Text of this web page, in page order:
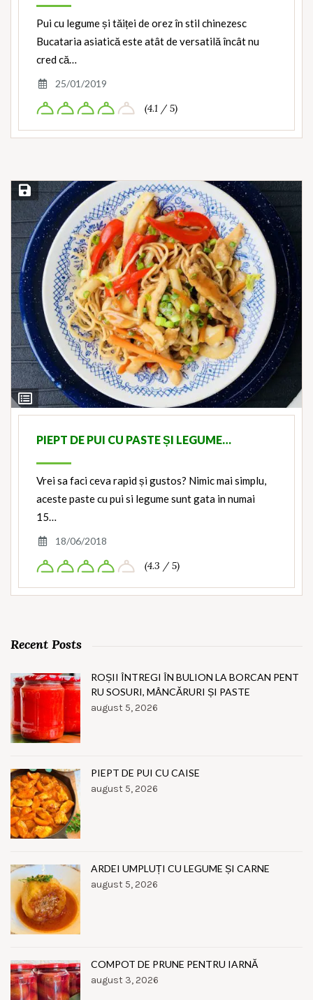
Pui cu legume și tăiței de orez în stil chinezesc
Bucataria asiatică este atât de versatilă încât nu
cred că…
25/01/2019
(4.1 / 5)
View
Ingredients
Save Recipe
PIEPT DE PUI CU PASTE ȘI LEGUME…
Vrei sa faci ceva rapid și gustos? Nimic mai simplu,
aceste paste cu pui si legume sunt gata in numai
15…
18/06/2018
(4.3 / 5)
Recent Posts
ROȘII ÎNTREGI ÎN BULION LA BORCAN PENT
RU SOSURI, MÂNCĂRURI ȘI PASTE
august 5, 2026
PIEPT DE PUI CU CAISE
august 5, 2026
ARDEI UMPLUȚI CU LEGUME ȘI CARNE
august 5, 2026
COMPOT DE PRUNE PENTRU IARNĂ
august 3, 2026